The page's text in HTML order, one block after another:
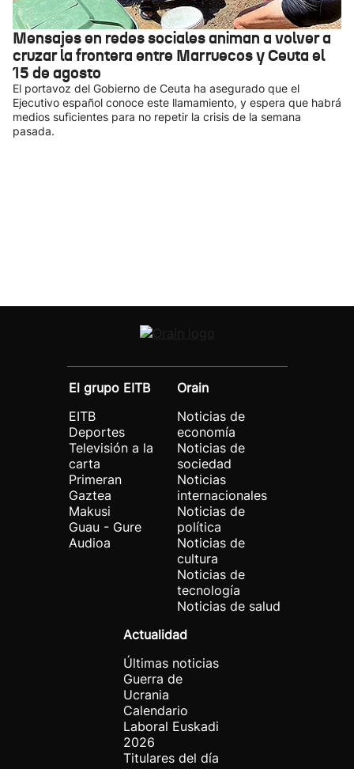
Mensajes en redes sociales animan a volver a
cruzar la frontera entre Marruecos y Ceuta el
15 de agosto
El portavoz del Gobierno de Ceuta ha asegurado que el
Ejecutivo español conoce este llamamiento, y espera que habrá
medios suficientes para no repetir la crisis de la semana
pasada.
El grupo EITB
EITB
Deportes
Televisión a la
carta
Primeran
Gaztea
Makusi
Guau - Gure
Audioa
Orain
Noticias de
economía
Noticias de
sociedad
Noticias
internacionales
Noticias de
política
Noticias de
cultura
Noticias de
tecnología
Noticias de salud
Actualidad
Últimas noticias
Guerra de
Ucrania
Calendario
Laboral Euskadi
2026
Titulares del día